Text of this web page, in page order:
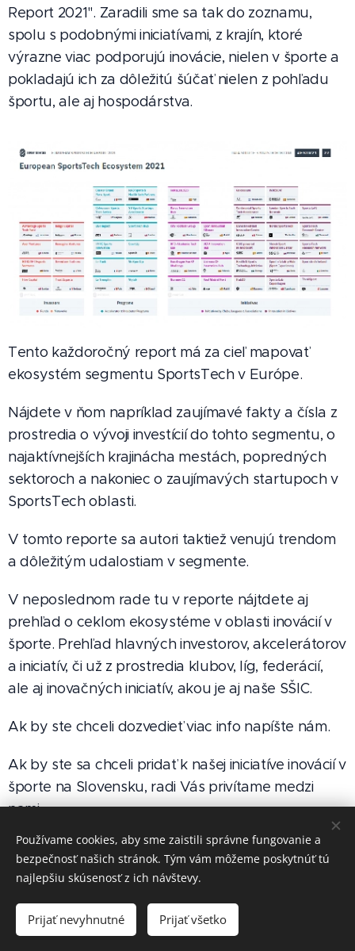
Report 2021". Zaradili sme sa tak do zoznamu,
spolu s podobnými iniciatívami, z krajín, ktoré
výrazne viac podporujú inovácie, nielen v športe a
pokladajú ich za dôležitú šúčať nielen z pohľadu
športu, ale aj hospodárstva.
Tento každoročný report má za cieľ mapovať
ekosystém segmentu SportsTech v Európe.
Nájdete v ňom napríklad zaujímavé fakty a čísla z
prostredia o vývoji investícií do tohto segmentu, o
najaktívnejších krajinácha mestách, popredných
sektoroch a nakoniec o zaujímavých startupoch v
SportsTech oblasti.
V tomto reporte sa autori taktiež venujú trendom
a dôležitým udalostiam v segmente.
V neposlednom rade tu v reporte nájtdete aj
prehľad o ceklom ekosystéme v oblasti inovácií v
športe. Prehľad hlavných investorov, akcelerátorov
a iniciatív, či už z prostredia klubov, líg, federácií,
ale aj inovačných iniciatív, akou je aj naše SŠIC.
Ak by ste chceli dozvedieť viac info napíšte nám.
Ak by ste sa chceli pridať k našej iniciatíve inovácií v
športe na Slovensku, radi Vás privítame medzi
nami.
Cookies
Používame cookies, aby sme zaistili správne fungovanie a
bezpečnosť našich stránok. Tým vám môžeme poskytnúť tú
najlepšiu skúsenosť z ich návštevy.
Prijať nevyhnutné Prijať všetko